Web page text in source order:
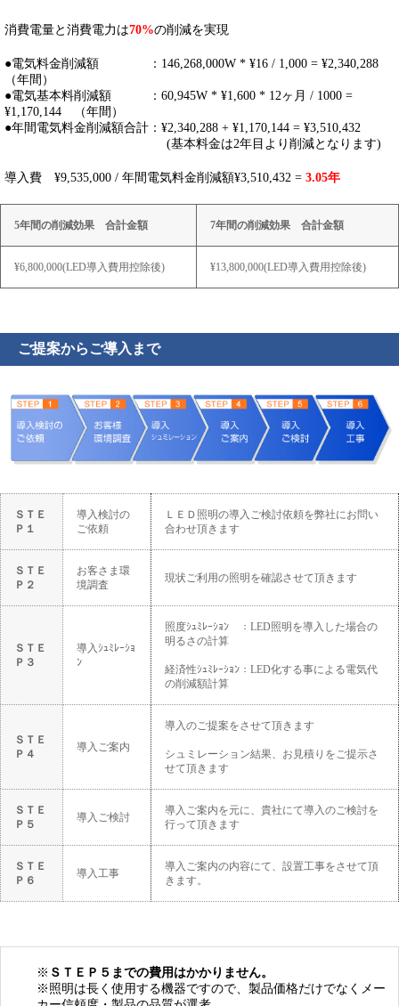
消費電量と消費電力は70%の削減を実現
●電気料金削減額 ：146,268,000W * ¥16 / 1,000 = ¥2,340,288
（年間）
●電気基本料削減額 ：60,945W * ¥1,600 * 12ヶ月 / 1000 =
¥1,170,144 （年間）
●年間電気料金削減額合計：¥2,340,288 + ¥1,170,144 = ¥3,510,432
(基本料金は2年目より削減となります)
導入費 ¥9,535,000 / 年間電気料金削減額¥3,510,432 = 3.05年
5年間の削減効果 合計金額 7年間の削減効果 合計金額
¥6,800,000(LED導入費用控除後) ¥13,800,000(LED導入費用控除後)
ご提案からご導入まで
ＳＴＥ
Ｐ１
導入検討の
ご依頼
ＬＥＤ照明の導入ご検討依頼を弊社にお問い
合わせ頂きます
ＳＴＥ
Ｐ２
お客さま環
境調査
現状ご利用の照明を確認させて頂きます
ＳＴＥ
Ｐ３
導入ｼｭﾐﾚｰｼｮ
ﾝ
照度ｼｭﾐﾚｰｼｮﾝ ：LED照明を導入した場合の
明るさの計算
経済性ｼｭﾐﾚｰｼｮﾝ：LED化する事による電気代
の削減額計算
ＳＴＥ
Ｐ４
導入ご案内
導入のご提案をさせて頂きます
シュミレーション結果、お見積りをご提示さ
せて頂きます
ＳＴＥ
Ｐ５
導入ご検討
導入ご案内を元に、貴社にて導入のご検討を
行って頂きます
ＳＴＥ
Ｐ６
導入工事
導入ご案内の内容にて、設置工事をさせて頂
きます。
※ ＳＴＥＰ５までの費用はかかりません。
※照明は長く使用する機器ですので、製品価格だけでなくメー